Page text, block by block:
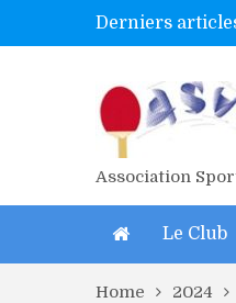
Derniers
Association
Le Club
Home 2024